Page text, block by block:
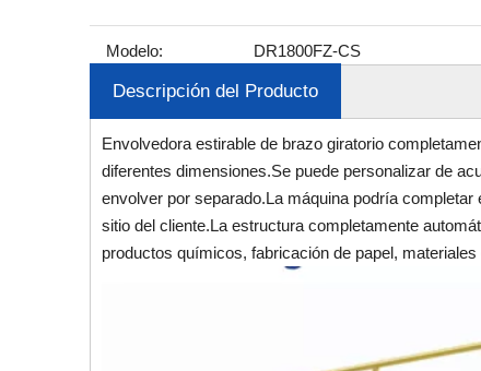
Modelo: DR1800FZ-CS
Descripción del Producto
Envolvedora estirable de brazo giratorio
diferentes dimensiones.Se puede personalizar de
envolver por separado.La máquina podría
sitio del cliente.La estructura completamente
productos químicos, fabricación de papel,